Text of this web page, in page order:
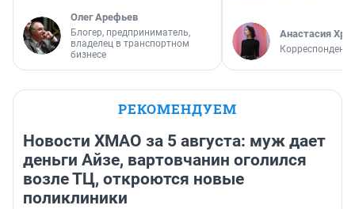
Олег Арефьев
Блогер, предприниматель,
владелец в транспортном
бизнесе
Анастасия
Корреспондент
РЕКОМЕНДУЕМ
Новости ХМАО за 5 августа: муж дает
деньги Айзе, вартовчанин оголился
возле ТЦ, откроются новые
поликлиники